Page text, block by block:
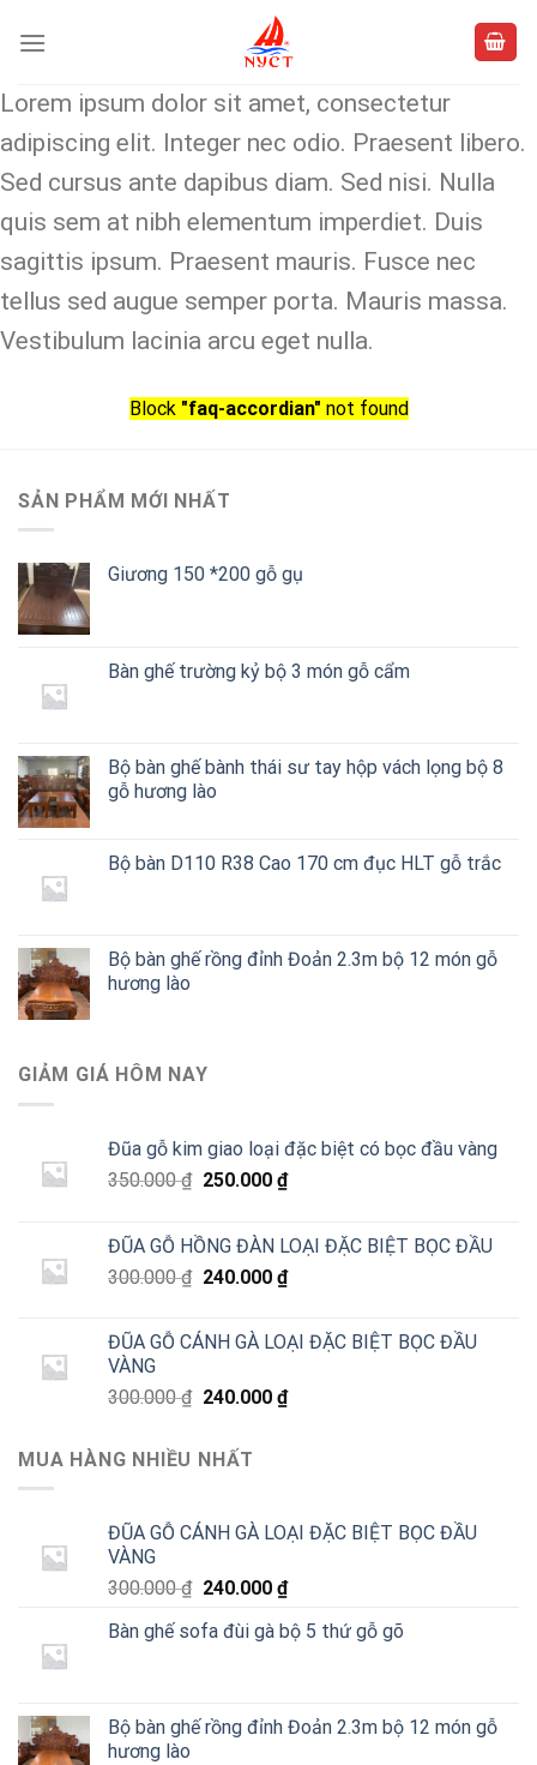
Lorem ipsum dolor sit amet, consectetur
adipiscing elit. Integer nec odio. Praesent libero.
Sed cursus ante dapibus diam. Sed nisi. Nulla
quis sem at nibh elementum imperdiet. Duis
sagittis ipsum. Praesent mauris. Fusce nec
tellus sed augue semper porta. Mauris massa.
Vestibulum lacinia arcu eget nulla.
Block "faq-accordian" not found
SẢN PHẨM MỚI NHẤT
Giương 150 *200 gỗ gụ
Bàn ghế trường kỷ bộ 3 món gỗ cẩm
Bộ bàn ghế bành thái sư tay hộp vách lọng bộ 8
gỗ hương lào
Bộ bàn D110 R38 Cao 170 cm đục HLT gỗ trắc
Bộ bàn ghế rồng đỉnh Đoản 2.3m bộ 12 món gỗ
hương lào
GIẢM GIÁ HÔM NAY
Đũa gỗ kim giao loại đặc biệt có bọc đầu vàng
350.000₫ Giá
350.000 ₫.
250.000 ₫Giá
là:
250.000 ₫.
ĐŨA GỖ HỒNG ĐÀN LOẠI ĐẶC BIỆT BỌC ĐẦU
300.000₫ Giá
là:
300.000 ₫.
240.000 ₫Giá
là:
ĐŨA GỖ CÁNH GÀ LOẠI ĐẶC BIỆT BỌC ĐẦU
VÀNG
300.000₫ Giá
là:
300.000 ₫.
240.000 ₫Giá
MUA HÀNG NHIỀU NHẤT
ĐŨA GỖ CÁNH GÀ LOẠI ĐẶC BIỆT BỌC ĐẦU
VÀNG
300.000₫ Giá
là:
240.000 ₫Giá
tại
Bàn ghế sofa đùi gà bộ 5 thứ gỗ gõ
Bộ bàn ghế rồng đỉnh Đoản 2.3m bộ 12 món gỗ
hương lào